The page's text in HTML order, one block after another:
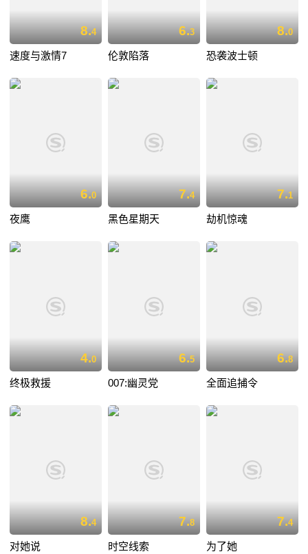
8.4
速度与激情7
6.3
伦敦陷落
8.0
恐袭波士顿
6.0
夜鹰
7.4
黑色星期天
7.1
劫机惊魂
4.0
终极救援
6.5
007:幽灵党
6.8
全面追捕令
8.4
对她说
7.8
时空线索
7.4
为了她